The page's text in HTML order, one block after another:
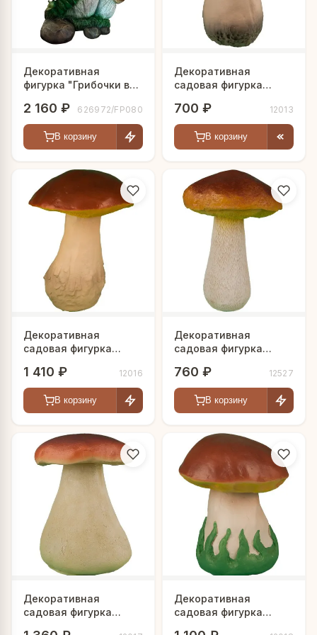
Декоративная
фигурка "Грибочки в
2 160 ₽ 626972/FP080
В корзину
Декоративная
садовая фигурка
700 ₽ 12013
В корзину
Декоративная
садовая фигурка
1 410 ₽ 12016
В корзину
Декоративная
садовая фигурка
760 ₽ 12527
В корзину
Декоративная
садовая фигурка
Декоративная
садовая фигурка